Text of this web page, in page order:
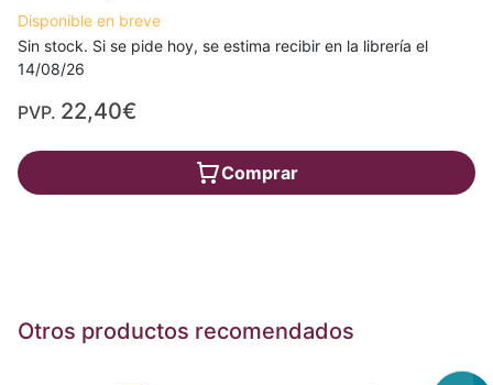
Disponible en breve
Sin stock. Si se pide hoy, se estima recibir en la librería el
14/08/26
PVP. 22,40€
Comprar
Otros productos recomendados